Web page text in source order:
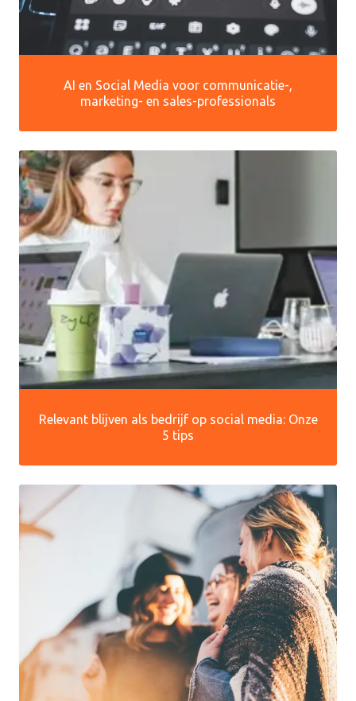
AI en Social Media voor communicatie-,
marketing- en sales-professionals
Relevant blijven als bedrijf op social media: Onze
5 tips